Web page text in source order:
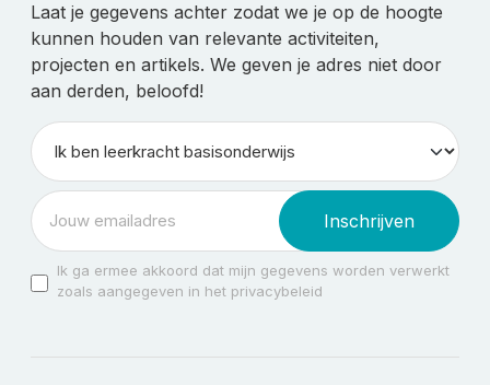
Laat je gegevens achter zodat we je op de hoogte
kunnen houden van relevante activiteiten,
projecten en artikels. We geven je adres niet door
aan derden, beloofd!
Inschrijven
Ik ga ermee akkoord dat mijn gegevens worden verwerkt
zoals aangegeven in het privacybeleid